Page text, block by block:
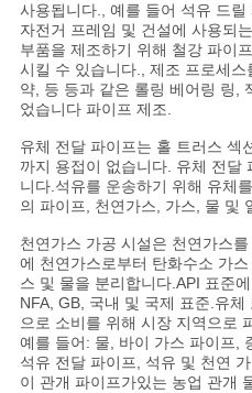
용
을
요
청
하
십
시
오
사용됩니다., 예를 들어 석유 드
자전거 프레임 및 건설에 사용되
부품을 제조하기 위해 철강 파이
시킬 수 있습니다., 제조 프로세
약, 등 등과 같은 롤링 베어링 링,
었습니다 파이프 제조.
유체 전달 파이프는 홀 트러스 섹
까지 용접이 없습니다. 유체 전달
니다.석유를 운송하기 위해 유체
의 파이프, 천연가스, 가스, 물 및
천연가스 가공 시설은 천연가스
에 천연가스로부터 탄화수소 가
스 및 물을 분리합니다.API 표준
NFA, GB, 국내 및 국제 표준.유
으로 소비를 위해 시장 지역으로
예를 들어: 물, 바이 가스 파이프,
석유 전달 파이프, 석유 및 천연
이 관개 파이프가있는 농업 관개